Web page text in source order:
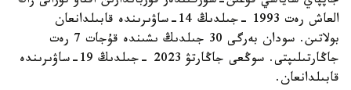
العاش رەت 1993 -جىلدىڭ 14-ساۋىرىندە قابىلدانعان
بولاتىن. سودان بەرگى 30 جىلدىڭ ىشىندە قۇجات 7 رەت
جاڭارتىلىپتى. سوڭعى جاڭارتۋ 2023 -جىلدىڭ 19-ساۋىرىندە
قابىلدانعان.